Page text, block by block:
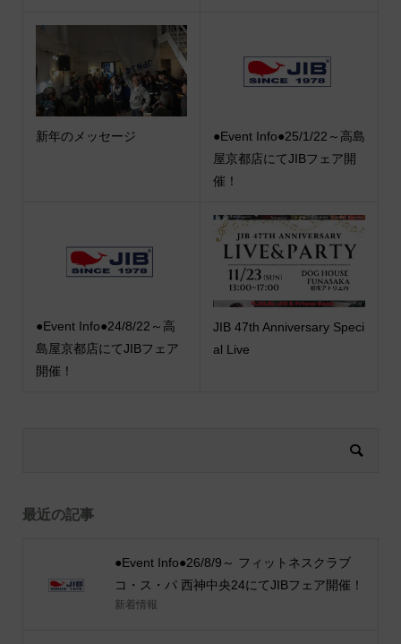
新年のメッセージ
●Event Info●25/1/22～高島
屋京都店にてJIBフェア開
催！
●Event Info●24/8/22～高
島屋京都店にてJIBフェア
開催！
JIB 47th Anniversary Speci
al Live
最近の記事
●Event Info●26/8/9～ フィットネスクラブ
コ・ス・パ 西神中央24にてJIBフェア開催！
新着情報